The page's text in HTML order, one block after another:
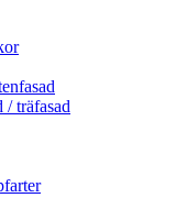
/ träfasad